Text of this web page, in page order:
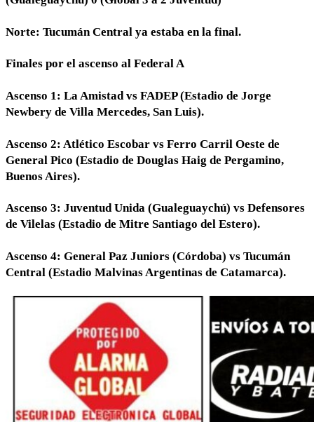
Norte: Tucumán Central ya estaba en la final.
Finales por el ascenso al Federal A
Ascenso 1: La Amistad vs FADEP (Estadio de Jorge
Newbery de Villa Mercedes, San Luis).
Ascenso 2: Atlético Escobar vs Ferro Carril Oeste de
General Pico (Estadio de Douglas Haig de Pergamino,
Buenos Aires).
Ascenso 3: Juventud Unida (Gualeguaychú) vs Defensores
de Vilelas (Estadio de Mitre Santiago del Estero).
Ascenso 4: General Paz Juniors (Córdoba) vs Tucumán
Central (Estadio Malvinas Argentinas de Catamarca).